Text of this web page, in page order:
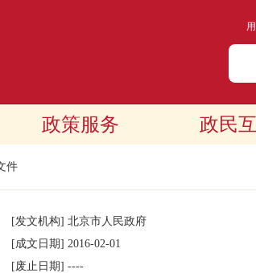
政策服务 政民
件
[发文机构] 北京市人民政府
[成文日期] 2016-02-01
[废止日期] ----